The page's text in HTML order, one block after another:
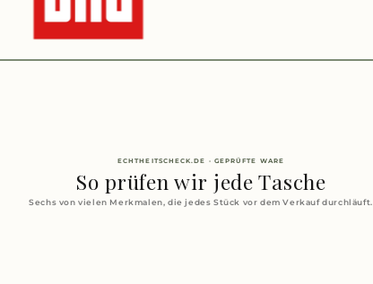
ECHTHEITSCHECK.DE · GEPRÜFTE WARE
So prüfen wir jede Tasche
Sechs von vielen Merkmalen, die jedes Stück vor dem Verkauf durchläuft.